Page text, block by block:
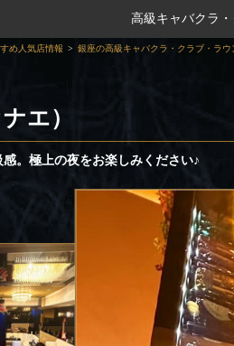
高級キャバクラ
め人気店情報 銀座の高級キャバクラ・クラブ・ラウ
エ）
。極上の夜をお楽しみください♪